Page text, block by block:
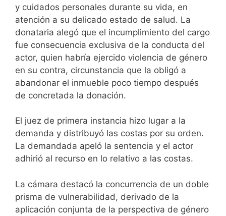
y cuidados personales durante su vida, en
atención a su delicado estado de salud. La
donataria alegó que el incumplimiento del cargo
fue consecuencia exclusiva de la conducta del
actor, quien habría ejercido violencia de género
en su contra, circunstancia que la obligó a
abandonar el inmueble poco tiempo después
de concretada la donación.
El juez de primera instancia hizo lugar a la
demanda y distribuyó las costas por su orden.
La demandada apeló la sentencia y el actor
adhirió al recurso en lo relativo a las costas.
La cámara destacó la concurrencia de un doble
prisma de vulnerabilidad, derivado de la
aplicación conjunta de la perspectiva de género